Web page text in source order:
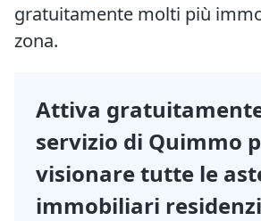
gratuitamente molti più
zona.
Attiva
servizio di Quimmo
visionare tutte le
immobiliari